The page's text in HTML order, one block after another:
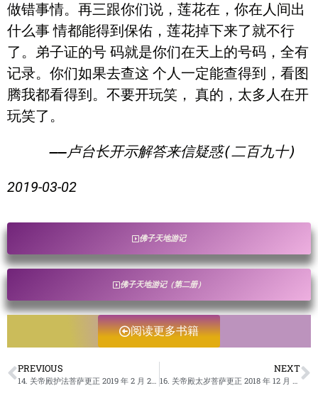
做错事情。再三跟你们说，莲花在，你在人间出
什么事 情都能得到保佑，莲花掉下来了就不行
了。弟子证的号 码就是你们在天上的号码，全有
记录。你们如果去查这 个人一定能查得到，看图
腾我都看得到。不要开玩笑， 真的，太多人在开
玩笑了。
2019-03-02
佛子天地游记
佛子天地游记（第二册）
阅读更多书籍
PREVIOUS NEXT